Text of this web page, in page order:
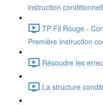
instruction
TP Fil Rouge -
Première instruction
Résoudre les
La structure